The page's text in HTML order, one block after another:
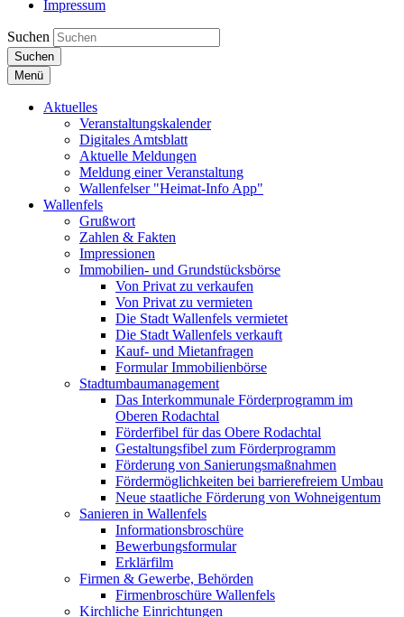
Impressum
Suchen
Suchen
Menü
Aktuelles
Veranstaltungskalender
Digitales Amtsblatt
Aktuelle Meldungen
Meldung einer Veranstaltung
Wallenfelser "Heimat-Info App"
Wallenfels
Grußwort
Zahlen & Fakten
Impressionen
Immobilien- und Grundstücksbörse
Von Privat zu verkaufen
Von Privat zu vermieten
Die Stadt Wallenfels vermietet
Die Stadt Wallenfels verkauft
Kauf- und Mietanfragen
Formular Immobilienbörse
Stadtumbaumanagement
Das Interkommunale Förderprogramm im
Oberen Rodachtal
Förderfibel für das Obere Rodachtal
Gestaltungsfibel zum Förderprogramm
Förderung von Sanierungsmaßnahmen
Fördermöglichkeiten bei barrierefreiem Umbau
Neue staatliche Förderung von Wohneigentum
Sanieren in Wallenfels
Informationsbroschüre
Bewerbungsformular
Erklärfilm
Firmen & Gewerbe, Behörden
Firmenbroschüre Wallenfels
Kirchliche Einrichtungen